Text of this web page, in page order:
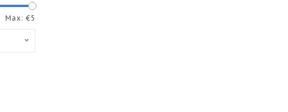
Max: €5